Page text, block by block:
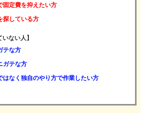
固定費を抑えたい方
探している方
ない人】
テな方
ガテな方
はなく独自のやり方で作業したい方